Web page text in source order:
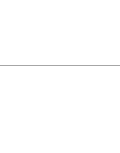
do produto. Lembrando que o